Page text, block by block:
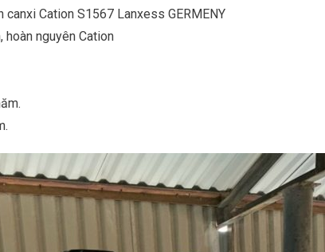
Cation S1567 Lanxess GERMENY
nguyên Cation